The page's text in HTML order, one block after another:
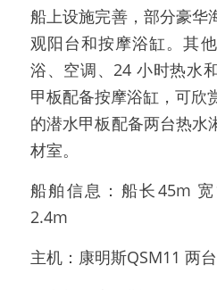
船上设施完善，部分豪华
观阳台和按摩浴缸。其
浴、空调、24 小时热水
甲板配备按摩浴缸，可欣
的潜水甲板配备两台热水
材室。
船舶信息：船长45m
2.4m
主机：康明斯QSM11 两台